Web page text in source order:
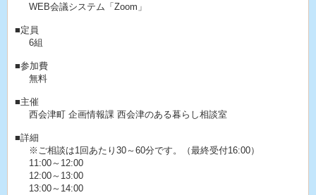
WEB会議システム「Zoom」
■定員
6組
■参加費
無料
■主催
西会津町 企画情報課 西会津のある暮らし相談室
■詳細
※ご相談は1回あたり30～60分です。（最終受付16:00）
11:00～12:00
12:00～13:00
13:00～14:00